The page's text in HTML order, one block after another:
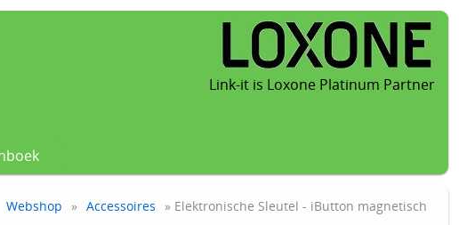
Link-it is Loxone Platinum Partner
Webshop » Accessoires » Elektronische Sleutel - iButton magnetisch